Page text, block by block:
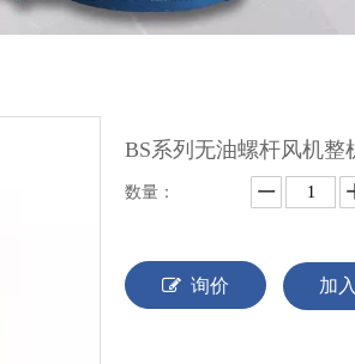
BS系列无油螺杆风机整
数量：
询价 加